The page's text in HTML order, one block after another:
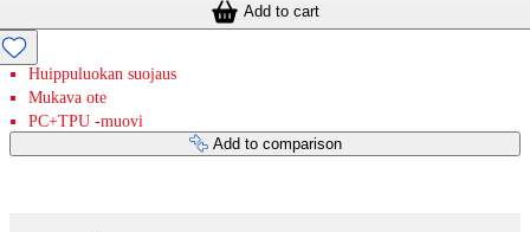
Add to cart
Huippuluokan suojaus
Mukava ote
PC+TPU -muovi
Add to comparison